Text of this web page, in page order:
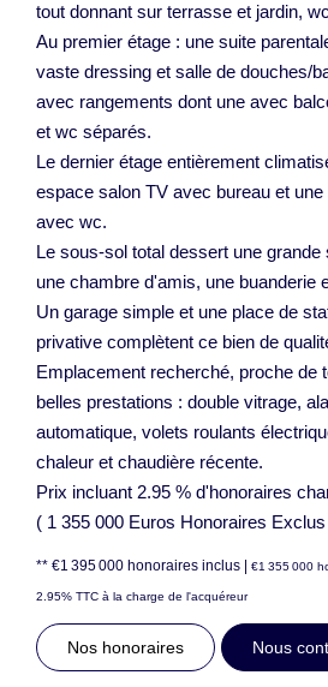
tout donnant sur terrasse et jardin,
Au premier étage : une suite
vaste dressing et salle de douches/
avec rangements dont une avec
et wc séparés.
Le dernier étage entièrement
espace salon TV avec bureau et
avec wc.
Le sous-sol total dessert une grande
une chambre d'amis, une buanderie
Un garage simple et une place de
privative complètent ce bien de
Emplacement recherché, proche de
belles prestations : double vitrage,
automatique, volets roulants
chaleur et chaudière récente.
Prix incluant 2.95 % d'honoraires
( 1 355 000 Euros Honoraires Exclus
** €1 395 000 honoraires inclus | €1 355 000
2.95% TTC à la charge de l'acquéreur
Nos honoraires Nous